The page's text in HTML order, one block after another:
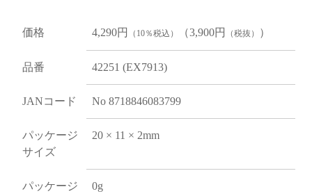
価格 4,290円 （10％税込） （3,900円 （税抜） ）
品番 42251 (EX7913)
JANコード No 8718846083799
パッケージ
サイズ
20 × 11 × 2mm
パッケージ
0g